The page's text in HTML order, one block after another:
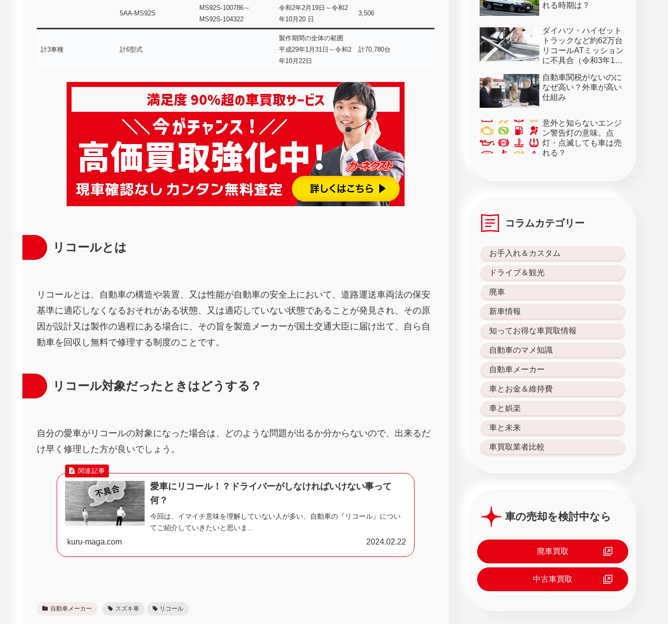
5AA-MS92S
MS92S-100786～
MS92S-104322
令和2年2月19日～令和2
年10月20 日
3,506
計3車種 計6型式
製作期間の全体の範囲
平成29年1月31日～令和2
年10月22日
計70,780台
リコールとは
リコールとは、自動車の構造や装置、又は性能が自動車の安全上において、道路運送車両法の保安
基準に適応しなくなるおそれがある状態、又は適応していない状態であることが発見され、その原
因が設計又は製作の過程にある場合に、その旨を製造メーカーが国土交通大臣に届け出て、自ら自
動車を回収し無料で修理する制度のことです。
リコール対象だったときはどうする？
自分の愛車がリコールの対象になった場合は、どのような問題が出るか分からないので、出来るだ
け早く修理した方が良いでしょう。
愛車にリコール！？ドライバーがしなければいけない事って
何？
今回は、イマイチ意味を理解していない人が多い、自動車の『リコール』につい
てご紹介していきたいと思いま...
kuru-maga.com 2024.02.22
自動車メーカー スズキ車 リコール
れる時期は？
ダイハツ・ハイゼット
トラックなど約62万台
リコールATミッション
に不具合（令和3年1月
自動車関税がないのに
なぜ高い？外車が高い
仕組み
意外と知らないエンジ
ン警告灯の意味。点
灯・点滅しても車は売
れる？
コラムカテゴリー
お手入れ＆カスタム
ドライブ＆観光
廃車
新車情報
知ってお得な車買取情報
自動車のマメ知識
自動車メーカー
車とお金＆維持費
車と娯楽
車と未来
車買取業者比較
車の売却を検討中なら
廃車買取
中古車買取